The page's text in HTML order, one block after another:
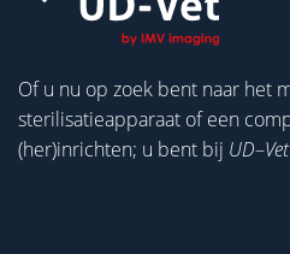
Of u nu op zoek bent naar het
sterilisatieapparaat of een
(her)inrichten; u bent bij UD–Vet